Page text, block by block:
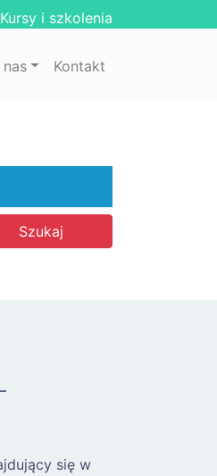
Kursy i szkolenia
nas Kontakt
Szukaj
się w